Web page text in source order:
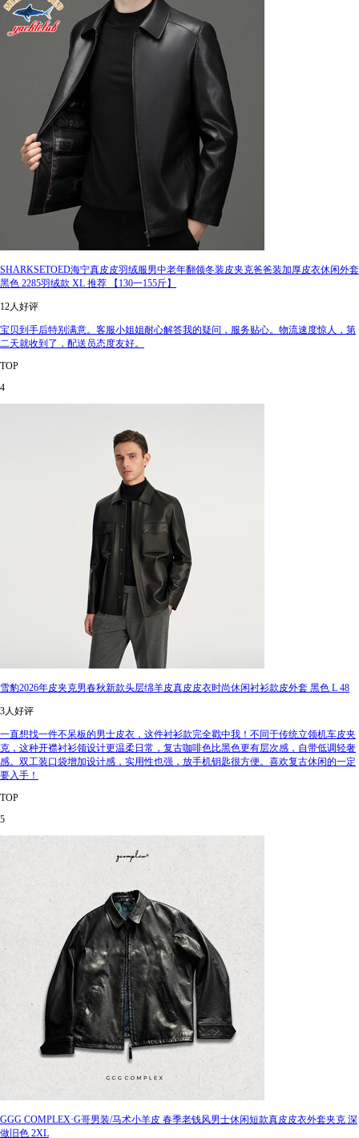
SHARKSETOED海宁真皮皮羽绒服男中老年翻领冬装皮夹克爸爸装加厚皮衣休闲外套
黑色 2285羽绒款 XL 推荐 【130一155斤】
12人好评
宝贝到手后特别满意。客服小姐姐耐心解答我的疑问，服务贴心。物流速度惊人，第
二天就收到了，配送员态度友好。
TOP
4
雪豹2026年皮夹克男春秋新款头层绵羊皮真皮皮衣时尚休闲衬衫款皮外套 黑色 L 48
3人好评
一直想找一件不呆板的男士皮衣，这件衬衫款完全戳中我！不同于传统立领机车皮夹
克，这种开襟衬衫领设计更温柔日常，复古咖啡色比黑色更有层次感，自带低调轻奢
感。双工装口袋增加设计感，实用性也强，放手机钥匙很方便。喜欢复古休闲的一定
要入手！
TOP
5
GGG COMPLEX·G哥男装/马术小羊皮 春季老钱风男士休闲短款真皮皮衣外套夹克 深
做旧色 2XL